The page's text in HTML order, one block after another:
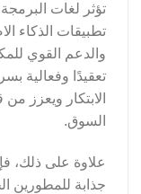
تؤثر لغات
تطبيقات الذكاء
والدعم القوي
تعقيدًا وفعالية
الابتكار ويعزز
السوق.
علاوة على ذلك،
جذابة للمطورين